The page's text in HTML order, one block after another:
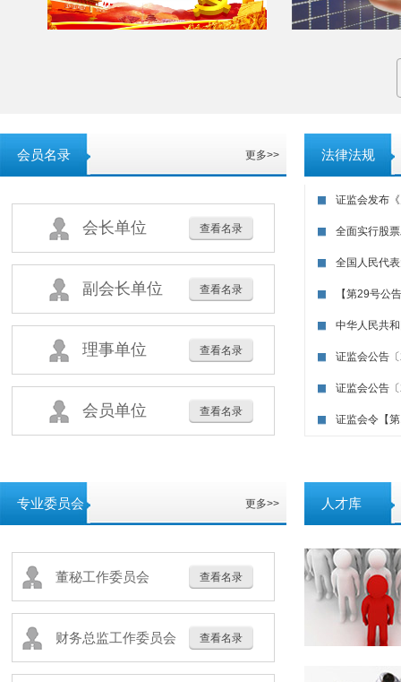
会员名录 更多>>
会长单位 查看名录
副会长单位 查看名录
理事单位 查看名录
会员单位 查看名录
法律法规
证监会发布
全面实行股
全国人民代
【第29号公
中华人民共
证监会公告
证监会公告
证监会令【
专业委员会 更多>>
董秘工作委员会 查看名录
财务总监工作委员会 查看名录
人才库